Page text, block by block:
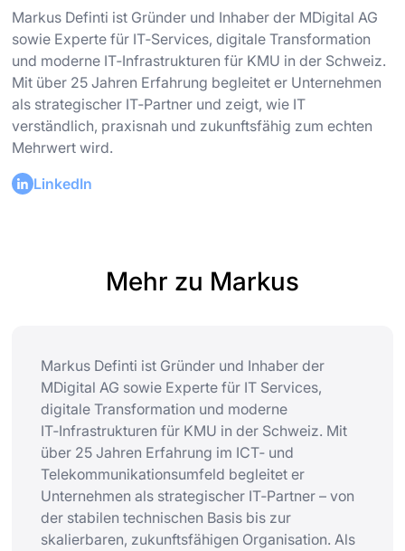
Markus Definti ist Gründer und Inhaber der MDigital AG
sowie Experte für IT‑Services, digitale Transformation
und moderne IT‑Infrastrukturen für KMU in der Schweiz.
Mit über 25 Jahren Erfahrung begleitet er Unternehmen
als strategischer IT‑Partner und zeigt, wie IT
verständlich, praxisnah und zukunftsfähig zum echten
Mehrwert wird.
LinkedIn
Mehr zu Markus
Markus Definti ist Gründer und Inhaber der
MDigital AG sowie Experte für IT Services,
digitale Transformation und moderne
IT‑Infrastrukturen für KMU in der Schweiz. Mit
über 25 Jahren Erfahrung im ICT‑ und
Telekommunikationsumfeld begleitet er
Unternehmen als strategischer IT‑Partner – von
der stabilen technischen Basis bis zur
skalierbaren, zukunftsfähigen Organisation. Als